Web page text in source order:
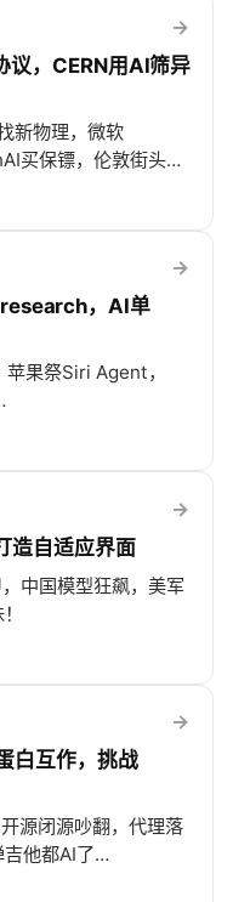
→
议，CERN用AI筛异
新物理，微软
买保镖，伦敦街头喊
，大模型秒变白
→
，AI单
果祭Siri Agent，
→
造自适应界面
中国模型狂飙，美军
→
白互作，挑战
源闭源吵翻，代理落
吉他都AI了…